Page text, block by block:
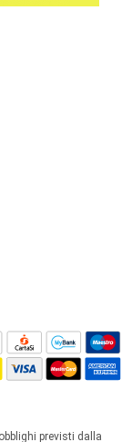
previsti dalla